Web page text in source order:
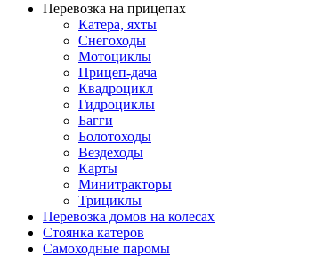
Перевозка на прицепах
Катера, яхты
Снегоходы
Мотоциклы
Прицеп-дача
Квадроцикл
Гидроциклы
Багги
Болотоходы
Вездеходы
Карты
Минитракторы
Трициклы
Перевозка домов на колесах
Стоянка катеров
Самоходные паромы